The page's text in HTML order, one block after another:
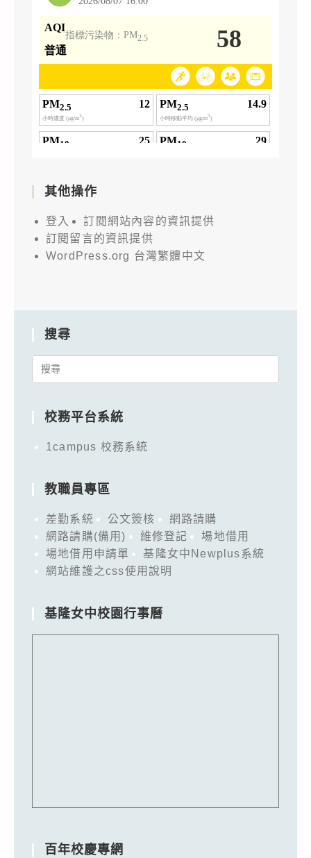
其他操作
登入
訂閱網站內容的資訊提供
訂閱留言的資訊提供
WordPress.org 台灣繁體中文
搜尋
Search
校務平台系統
1campus 校務系統
教職員專區
差勤系統 公文簽核
網路請購
網路請購(備用)
維修登記
場地借用
場地借用申請單
基隆女中Newplus系統
網站維護之css使用說明
基隆女中校園行事曆
百年校慶專網